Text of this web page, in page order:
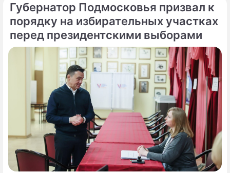
пресс-службе правительства региона.
«Выборы — это всегда важно.
Губернатор Подмосковья призвал к
порядку на избирательных участках
перед президентскими выборами